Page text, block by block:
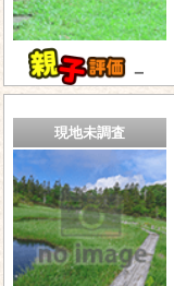
－
現地未調査